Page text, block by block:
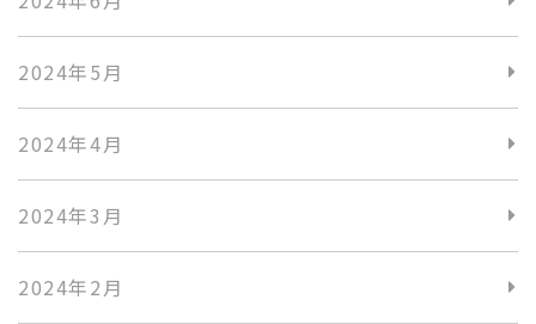
2024年5月
2024年4月
2024年3月
2024年2月